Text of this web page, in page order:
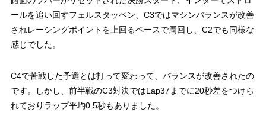
ールを追い回すフェルスタッペン、C3ではマシンバランスが改善
されレーシングポイントを上回るペースで周回し、C2でも同様な
感じでした。
C4で苦戦した予選とは打って変わって、バランスが改善されたの
です。しかし、前半戦のC3対決ではLap37までに20秒差をつけら
れておりラップ平均0.5秒もありました。